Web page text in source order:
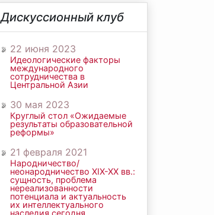
Дискуссионный клуб
22 июня 2023
Идеологические факторы
международного
сотрудничества в
Центральной Азии
30 мая 2023
Круглый стол «Ожидаемые
результаты образовательной
реформы»
21 февраля 2021
Народничество/
неонародничество ХIХ-ХХ вв.:
сущность, проблема
нереализованности
потенциала и актуальность
их интеллектуального
наследия сегодня